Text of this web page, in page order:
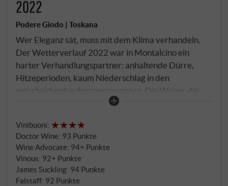
2022
Podere Giodo | Toskana
Wer Eleganz sät, muss mit dem Klima verhandeln.
Der Wetterverlauf 2022 war in Montalcino ein
harter Verhandlungspartner: anhaltende Dürre,
Hitzeperioden, kaum Niederschlag in den
entscheidenden Sommermonaten. Die Weine, die
aus diesem Jahr hervorgingen, tragen das in sich –
Tanninen, die Zeit brauchen werden. La Quinta
entstand, wie immer, aus dem fünften Weinberg des
Podere Giodo auf 400 Metern Höhe – Böden mit
mittlerem Kieselgehalt, südöstliche Ausrichtung,
Sangiovese in Reinkultur. 7 Tage Gärung in Stahl, 13
Vinibuoni:
Doctor Wine: 93 Punkte
Wine Advocate: 94+ Punkte
Vinous: 92+ Punkte
James Suckling: 94 Punkte
Falstaff: 92 Punkte